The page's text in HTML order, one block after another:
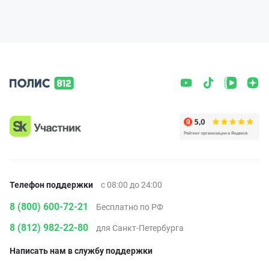
Телефон поддержки с 08:00 до 24:00
8 (800) 600-72-21 Бесплатно по РФ
8 (812) 982-22-80 для Санкт-Петербурга
Написать нам в службу поддержки